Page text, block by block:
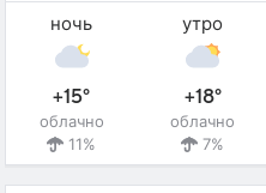
ночь
+15°
облачно
11%
утро
+18°
облачно
7%